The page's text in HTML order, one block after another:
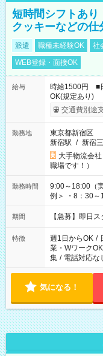
短時間シフトあり
クッキーなどの仕
派遣 職種未経験OK 社
WEB登録・面接OK
給与
時給1500円 ■
OK(規定あり)
交通費別途
勤務地
東京都新宿区
新宿駅 / 新宿
大手物流会
職場です！）
勤務時間
9:00～18:00（実動8時間） 希望の時
例＞ ・8：30
・13：00～22
期間 【急募】即日
特徴 週1日からOK /
業・WワークOK
集 / 電話対応な
気になる！